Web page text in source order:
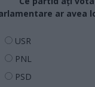
ar avea
USR
PNL
PSD